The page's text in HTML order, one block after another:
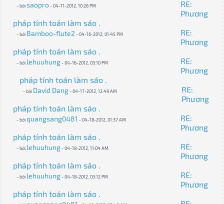
- bởisaopro- 04-11-2012, 10:26 PM
RE:
Phương
pháp tính toán làm sáo .
- bởi Bamboo-flute2 - 04-16-2012, 01:45 PM
RE:
Phương
pháp tính toán làm sáo .
- bởi lehuuhung- 04-16-2012, 03:10 PM
RE:
Phương
pháp tính toán làm sáo .
- bởi David Dang- 04-17-2012, 12:49 AM
RE:
Phương
pháp tính toán làm sáo .
- bởiquangsang0481 - 04-18-2012, 01:37 AM
RE:
Phương
pháp tính toán làm sáo .
- bởi lehuuhung- 04-18-2012, 11:04 AM
RE:
Phương
pháp tính toán làm sáo .
- bởi lehuuhung- 04-18-2012, 03:12 PM
RE:
Phương
pháp tính toán làm sáo .